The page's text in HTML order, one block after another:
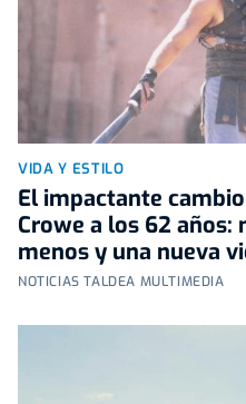
VIDA Y ESTILO
El impactante
Crowe a los 62
menos y una nueva
NOTICIAS TALDEA MULTIMEDIA